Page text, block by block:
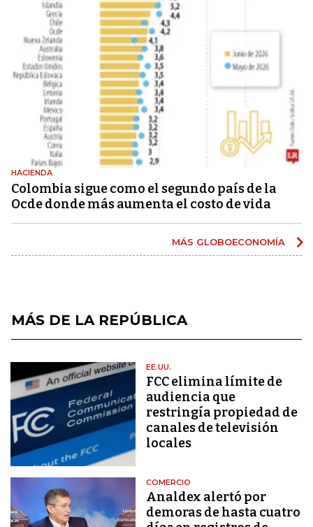
HACIENDA
Colombia sigue como el segundo país de la
Ocde donde más aumenta el costo de vida
MÁS GLOBOECONOMÍA
MÁS DE LA REPÚBLICA
EE.UU.
FCC elimina límite de
audiencia que
restringía propiedad de
canales de televisión
locales
COMERCIO
Analdex alertó por
demoras de hasta cuatro